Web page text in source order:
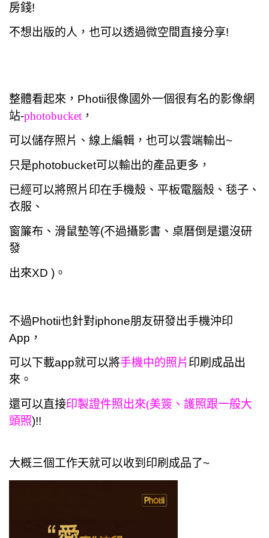
房錢!
不想出版的人，也可以透過微空間直接分享!
整體看起來，Photii很像國外一個很有名的影像網
站-photobucket ，
可以儲存照片、線上編輯，也可以雲端輸出~
只是photobucket可以輸出的產品更多，
已經可以將照片印在手機殼、平板電腦殼、毯子、
衣服、
窗簾布、滑鼠墊等(不過攝影書、桌曆倒是還沒研
發
出來XD )。
不過Photii也針對iphone朋友研發出手機沖印
App，
可以下載app就可以將手機中的照片 印刷成品出
來。
還可以直接印製證件照出來(美簽、護照跟一般大
頭照)!!
大概三個工作天就可以收到印刷成品了~